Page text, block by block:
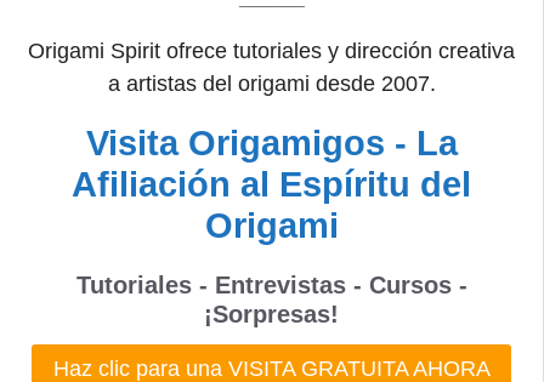
Origami Spirit ofrece tutoriales y dirección creativa
a artistas del origami desde 2007.
Visita Origamigos - La
Afiliación al Espíritu del
Origami
Tutoriales - Entrevistas - Cursos -
¡Sorpresas!
Haz clic para una VISITA GRATUITA AHORA